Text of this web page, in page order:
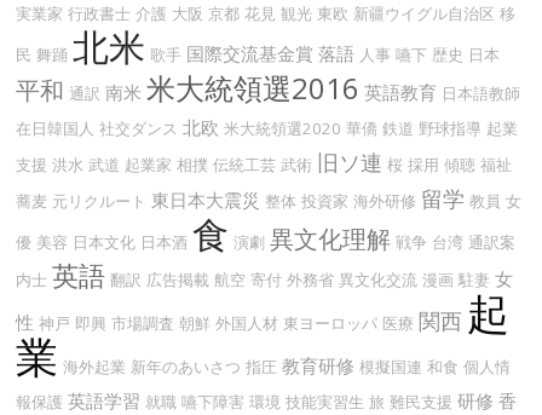
実業家 行政書士 介護 大阪 京都 花見 観光 東欧 新疆ウイグル自治区 移
民 舞踊 北米 歌手 国際交流基金賞 落語 人事 嚥下 歴史 日本
平和 通訳 南米 米大統領選2016 英語教育 日本語教師
在日韓国人 社交ダンス 北欧 米大統領選2020 華僑 鉄道 野球指導 起業
支援 洪水 武道 起業家 相撲 伝統工芸 武術 旧ソ連 桜 採用 傾聴 福祉
蕎麦 元リクルート 東日本大震災 整体 投資家 海外研修 留学 教員 女
優 美容 日本文化 日本酒 食 演劇 異文化理解 戦争 台湾 通訳案
内士 英語 翻訳 広告掲載 航空 寄付 外務省 異文化交流 漫画 駐妻 女
性 神戸 即興 市場調査 朝鮮 外国人材 東ヨーロッパ 医療 関西 起
業 海外起業 新年のあいさつ 指圧 教育研修 模擬国連 和食 個人情
報保護 英語学習 就職 嚥下障害 環境 技能実習生 旅 難民支援 研修 香